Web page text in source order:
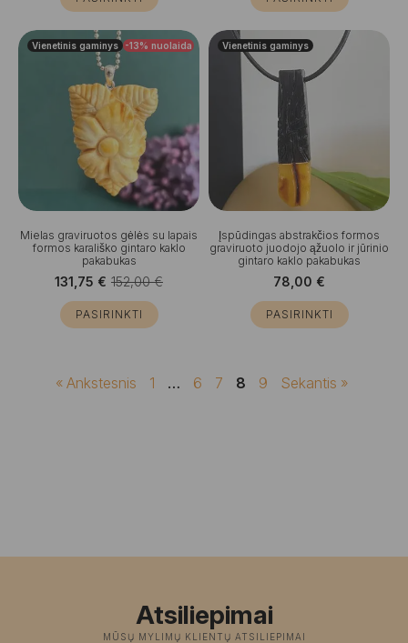
228,00 €.
218,20 €.
Vienetinis gaminys -13% nuolaida
Mielas graviruotos gėlės su lapais
formos karališko gintaro kaklo
pakabukas
152,00€
Original
price
was:
152,00 €.
131,75 € Current
price
is:
131,75 €.
PASIRINKTI
Vienetinis gaminys
Įspūdingas abstrakčios formos
graviruoto juodojo ąžuolo ir jūrinio
gintaro kaklo pakabukas
78,00 €
PASIRINKTI
« Ankstesnis 1 … 6 7 8 9 Sekantis »
Atsiliepimai
MŪSŲ MYLIMŲ KLIENTŲ ATSILIEPIMAI